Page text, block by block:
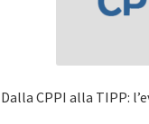
Dalla CPPI alla TIPP: